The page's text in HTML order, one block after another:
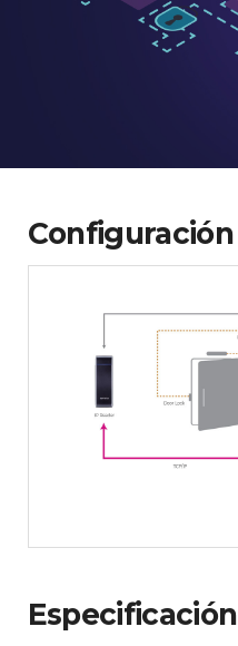
Configuración
Especificación